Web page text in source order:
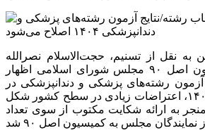
به نقل از تسنیم، حجت‌الاسلام نصرالله
پژمان‌فر رئیس کمیسیون اصل ۹۰ مجلس شورای اسلامی اظهار
آزمون رشته‌های پزشکی و دندانپزشکی در
دفترچه انتخاب رشته ۱۴۰۴، اعتراضات زیادی در سطح کشور شکل
به ارائه شکایت مکتوب از سوی تعداد